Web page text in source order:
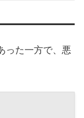
った一方で、悪